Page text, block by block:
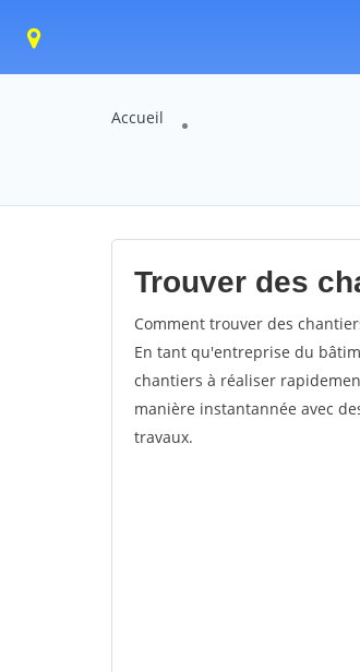
Accueil
Trouver des
Comment trouver des
En tant qu'entreprise du
chantiers à réaliser
manière instantannée avec
travaux.